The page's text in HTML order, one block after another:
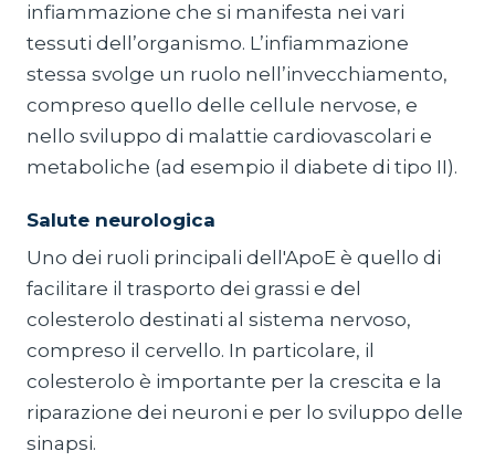
infiammazione che si manifesta nei vari
tessuti dell’organismo. L’infiammazione
stessa svolge un ruolo nell’invecchiamento,
compreso quello delle cellule nervose, e
nello sviluppo di malattie cardiovascolari e
metaboliche (ad esempio il diabete di tipo II).
Salute neurologica
Uno dei ruoli principali dell'ApoE è quello di
facilitare il trasporto dei grassi e del
colesterolo destinati al sistema nervoso,
compreso il cervello. In particolare, il
colesterolo è importante per la crescita e la
riparazione dei neuroni e per lo sviluppo delle
sinapsi.